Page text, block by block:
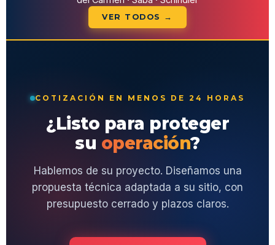
VER TODOS →
COTIZACIÓN EN MENOS DE 24 HORAS
¿Listo para proteger
su operación?
Hablemos de su proyecto. Diseñamos una
propuesta técnica adaptada a su sitio, con
presupuesto cerrado y plazos claros.